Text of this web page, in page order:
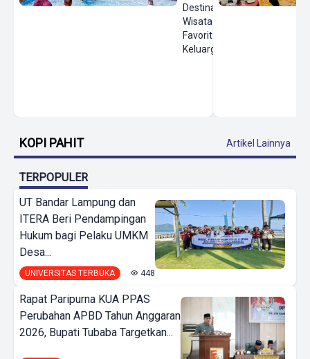
Destinasi
Wisata Air
Favorit
Keluarga
KOPI PAHIT Artikel Lainnya
TERPOPULER
UT Bandar Lampung dan
ITERA Beri Pendampingan
Hukum bagi Pelaku UMKM
Desa...
UNIVERSITAS TERBUKA 448
Rapat Paripurna KUA PPAS
Perubahan APBD Tahun Anggaran
2026, Bupati Tubaba Targetkan...